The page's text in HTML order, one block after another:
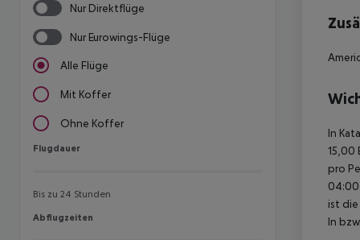
Nur Direktflüge
Nur Eurowings-Flüge
Alle Flüge
Mit Koffer
Ohne Koffer
Flugdauer
Flugdauer
Bis zu 24 Stunden
Abflugzeiten
Abflugzeiten
In
15,00
pro
04:00
ist
In